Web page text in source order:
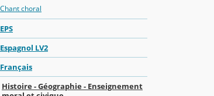
Chant choral
EPS
Espagnol LV2
Français
Histoire - Géographie - Enseignement